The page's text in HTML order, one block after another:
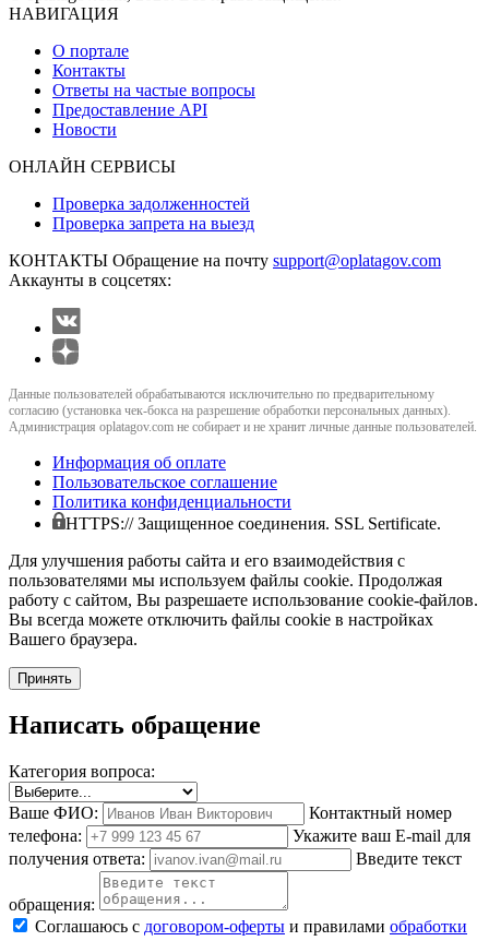
НАВИГАЦИЯ
О портале
Контакты
Ответы на частые вопросы
Предоставление API
Новости
ОНЛАЙН СЕРВИСЫ
Проверка задолженностей
Проверка запрета на выезд
КОНТАКТЫ Обращение на почту support@oplatagov.com
Аккаунты в соцсетях:
Данные пользователей обрабатываются исключительно по предварительному
согласию (установка чек-бокса на разрешение обработки персональных данных).
Администрация oplatagov.com не собирает и не хранит личные данные пользователей.
Информация об оплате
Пользовательское соглашение
Политика конфиденциальности
HTTPS:// Защищенное соединения. SSL Sertificate.
Для улучшения работы сайта и его взаимодействия с
пользователями мы используем файлы cookie. Продолжая
работу с сайтом, Вы разрешаете использование cookie-файлов.
Вы всегда можете отключить файлы cookie в настройках
Вашего браузера.
Принять
Написать обращение
Категория вопроса:
Ваше ФИО:
Контактный номер
телефона:
Укажите ваш E-mail для
получения ответа:
Введите текст
обращения:
Соглашаюсь с договором-оферты и правилами обработки